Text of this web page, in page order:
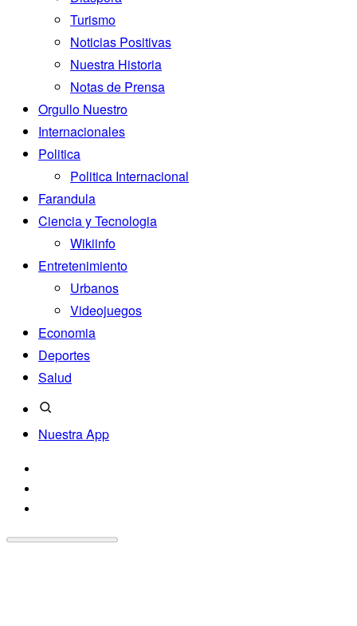
Turismo
Noticias Positivas
Nuestra Historia
Notas de Prensa
Orgullo Nuestro
Internacionales
Politica
Politica Internacional
Farandula
Ciencia y Tecnologia
Wikiinfo
Entretenimiento
Urbanos
Videojuegos
Economia
Deportes
Salud
Nuestra App